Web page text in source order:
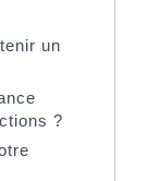
un
?